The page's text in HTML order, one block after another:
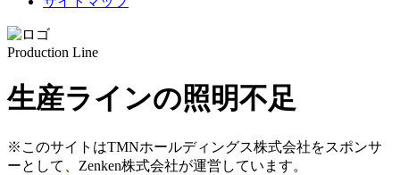
Production Line
生産ラインの照明不足
※このサイトはTMNホールディングス株式会社をスポンサ
ーとして、Zenken株式会社が運営しています。